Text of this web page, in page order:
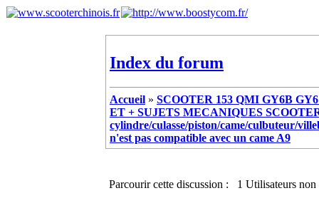
Index du forum
Accueil » SCOOTER 153 QMI GY6B
ET + SUJETS MECANIQUES
cylindre/culasse/piston/came/culbuteur/
n'est pas compatible avec un came A9
Parcourir cette discussion : 1 Utilisateurs non